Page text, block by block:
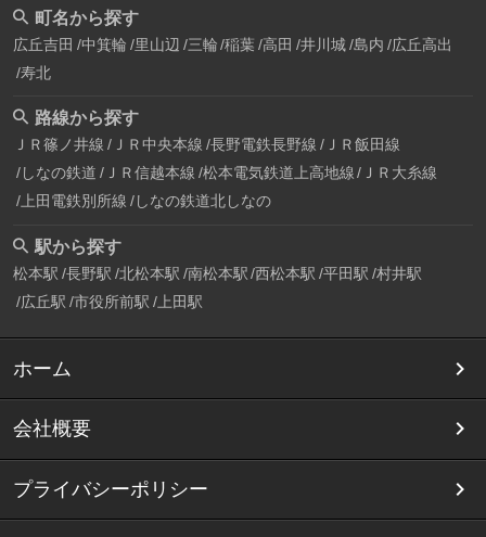
町名から探す
広丘吉田 中箕輪 里山辺 三輪 稲葉 高田 井川城 島内 広丘高出
寿北
路線から探す
ＪＲ篠ノ井線 ＪＲ中央本線 長野電鉄長野線 ＪＲ飯田線
しなの鉄道 ＪＲ信越本線 松本電気鉄道上高地線
ＪＲ大糸線
上田電鉄別所線 しなの鉄道北しなの
駅から探す
松本駅 長野駅 北松本駅 南松本駅 西松本駅 平田駅 村井駅
広丘駅 市役所前駅 上田駅
ホーム
会社概要
プライバシーポリシー